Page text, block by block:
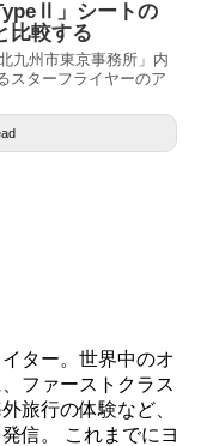
」シートの
比較する
九州市東京事務所」内
スターフライヤーのア
ター。世界中のオ
ファーストクラス
旅行の体験など、
信。 これまでにヨ